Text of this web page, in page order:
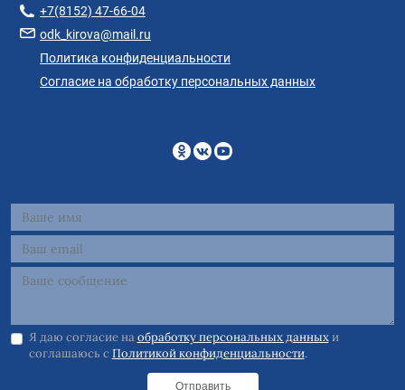
+7(8152) 47-66-04
odk_kirova@mail.ru
Политика конфиденциальности
Согласие на обработку персональных данных
Я даю согласие наобработку персональных данныхи
соглашаюсь сПолитикой конфиденциальности.
Отправить